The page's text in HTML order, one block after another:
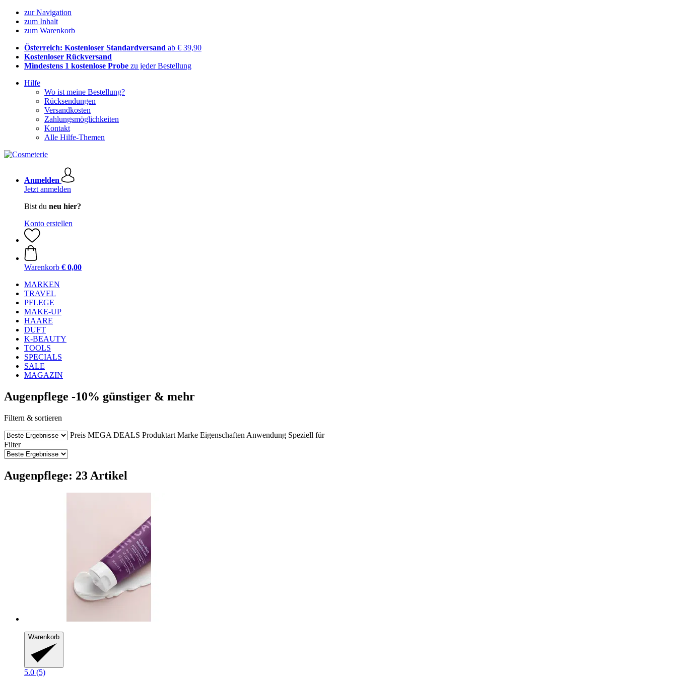
zur Navigation
zum Inhalt
zum Warenkorb
Österreich: Kostenloser Standardversand ab € 39,90
Kostenloser Rückversand
Mindestens 1 kostenlose Probe zu jeder Bestellung
Hilfe
Wo ist meine Bestellung?
Rücksendungen
Versandkosten
Zahlungsmöglichkeiten
Kontakt
Alle Hilfe-Themen
Anmelden
Jetzt anmelden
Bist du neu hier?
Konto erstellen
Warenkorb € 0,00
MARKEN
TRAVEL
PFLEGE
MAKE-UP
HAARE
DUFT
K-BEAUTY
TOOLS
SPECIALS
SALE
MAGAZIN
Augenpflege -10% günstiger & mehr
Filtern & sortieren
Preis MEGA DEALS Produktart Marke Eigenschaften Anwendung Speziell für
Filter
Augenpflege: 23 Artikel
Warenkorb
5.0 (5)